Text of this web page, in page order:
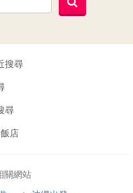
搜尋
尋
店
關網站